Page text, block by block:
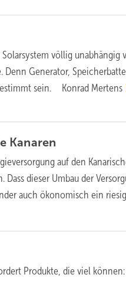
Solarsystem völlig unabhängig
Denn Generator,
sein. Konrad Mertens
Kanaren
auf den
dieser Umbau der
auch ökonomisch ein
Produkte, die viel